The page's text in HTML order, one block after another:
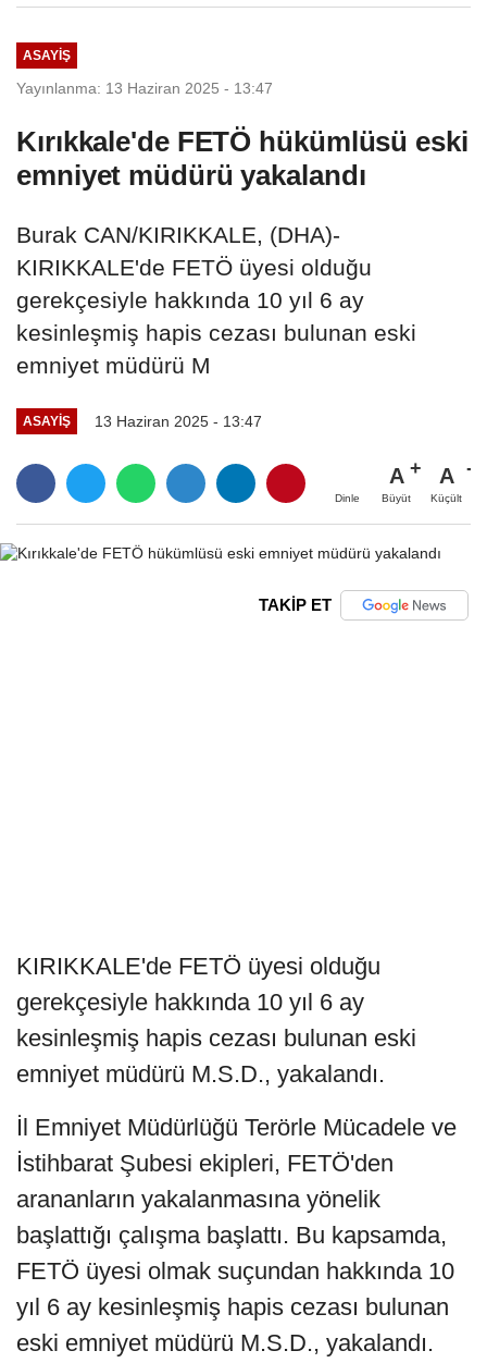
ASAYIŞ
Yayınlanma: 13 Haziran 2025 - 13:47
Kırıkkale'de FETÖ hükümlüsü eski
emniyet müdürü yakalandı
Burak CAN/KIRIKKALE, (DHA)-
KIRIKKALE'de FETÖ üyesi olduğu
gerekçesiyle hakkında 10 yıl 6 ay
kesinleşmiş hapis cezası bulunan eski
emniyet müdürü M
ASAYIŞ 13 Haziran 2025 - 13:47
Dinle
A
Büyüt
A
Küçült
TAKİP ET
KIRIKKALE'de FETÖ üyesi olduğu
gerekçesiyle hakkında 10 yıl 6 ay
kesinleşmiş hapis cezası bulunan eski
emniyet müdürü M.S.D., yakalandı.
İl Emniyet Müdürlüğü Terörle Mücadele ve
İstihbarat Şubesi ekipleri, FETÖ'den
arananların yakalanmasına yönelik
başlattığı çalışma başlattı. Bu kapsamda,
FETÖ üyesi olmak suçundan hakkında 10
yıl 6 ay kesinleşmiş hapis cezası bulunan
eski emniyet müdürü M.S.D., yakalandı.